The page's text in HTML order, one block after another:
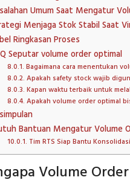
Umum Saat Mengatur
Menjaga Stok Stabil Saat
Ringkasan Proses
Seputar volume order optimal
Bagaimana cara menentukan
Apakah safety stock wajib
Kapan waktu terbaik untuk
Apakah volume order optimal
Bantuan Mengatur Volume
Tim RTS Siap Bantu
Volume